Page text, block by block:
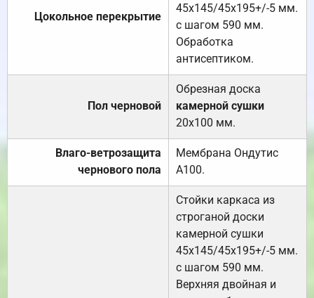
Цокольное перекрытие
45х145/45х195+/-5 мм.
с шагом 590 мм.
Обработка
антисептиком.
Пол черновой
Обрезная доска
камерной сушки
20х100 мм.
Влаго-ветрозащита
чернового пола
Мембрана Ондутис
А100.
Стойки каркаса из
строганой доски
камерной сушки
45х145/45х195+/-5 мм.
с шагом 590 мм.
Верхняя двойная и